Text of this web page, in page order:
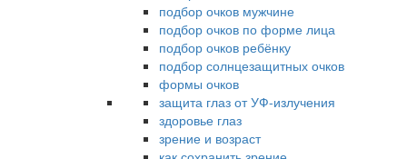
подбор очков мужчине
подбор очков по форме лица
подбор очков ребёнку
подбор солнцезащитных очков
формы очков
защита глаз от УФ-излучения
здоровье глаз
зрение и возраст